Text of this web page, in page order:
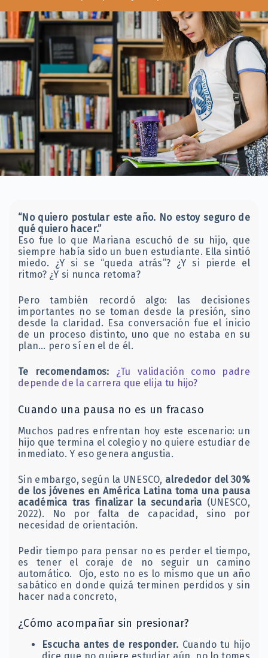
“No quiero postular este año. No estoy seguro de
qué quiero hacer.”
Eso fue lo que Mariana escuchó de su hijo, que
siempre había sido un buen estudiante. Ella sintió
miedo. ¿Y si se “queda atrás”? ¿Y si pierde el
ritmo? ¿Y si nunca retoma?
Pero también recordó algo: las decisiones
importantes no se toman desde la presión, sino
desde la claridad. Esa conversación fue el inicio
de un proceso distinto, uno que no estaba en su
plan… pero sí en el de él.
Te recomendamos:
¿Tu validación como padre
depende de la carrera que elija tu hijo?
Cuando una pausa no es un fracaso
Muchos padres enfrentan hoy este escenario: un
hijo que termina el colegio y no quiere estudiar de
inmediato. Y eso genera angustia.
Sin embargo, según la UNESCO, alrededor del 30%
de los jóvenes en América Latina toma una pausa
académica tras finalizar la secundaria (UNESCO,
2022). No por falta de capacidad, sino por
necesidad de orientación.
Pedir tiempo para pensar no es perder el tiempo,
es tener el coraje de no seguir un camino
automático. Ojo, esto no es lo mismo que un año
sabático en donde quizá terminen perdidos y sin
hacer nada concreto,
¿Cómo acompañar sin presionar?
Escucha antes de responder. Cuando tu hijo